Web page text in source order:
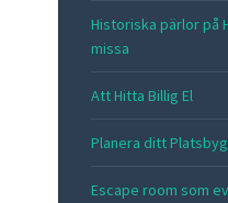
Historiska pärlor på
missa
Att Hitta Billig El
Planera ditt
Escape room som